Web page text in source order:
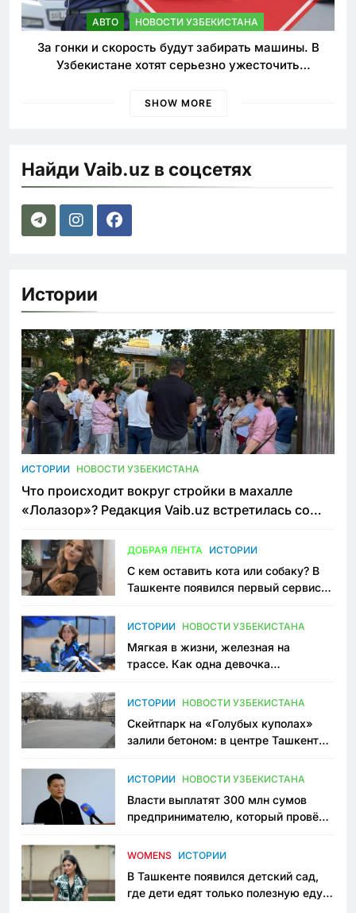
АВТО НОВОСТИ УЗБЕКИСТАНА
За гонки и скорость будут забирать машины. В
Узбекистане хотят серьезно ужесточить
SHOW MORE
Найди Vaib.uz в соцсетях
Истории
ИСТОРИИ НОВОСТИ УЗБЕКИСТАНА
Что происходит вокруг стройки в махалле
«Лолазор»? Редакция Vaib.uz встретилась со
ДОБРАЯ ЛЕНТА ИСТОРИИ
С кем оставить кота или собаку? В
Ташкенте появился первый сервис
ИСТОРИИ НОВОСТИ УЗБЕКИСТАНА
Мягкая в жизни, железная на
трассе. Как одна девочка
Узбекистане
ИСТОРИИ НОВОСТИ УЗБЕКИСТАНА
Скейтпарк на «Голубых куполах»
залили бетоном: в центре Ташкента
пространство
ИСТОРИИ НОВОСТИ УЗБЕКИСТАНА
Власти выплатят 300 млн сумов
предпринимателю, который провёл
приговору
WOMENS ИСТОРИИ
В Ташкенте появился детский сад,
где дети едят только полезную еду.